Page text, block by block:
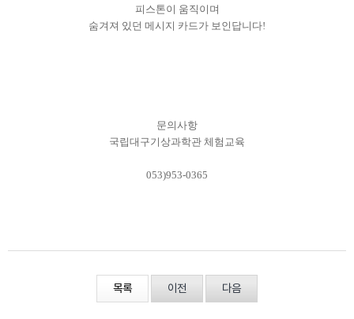
피스톤이 움직이며
숨겨져 있던 메시지 카드가 보인답니다!
문의사항
국립대구기상과학관 체험교육
053)953-0365
목록 이전 다음